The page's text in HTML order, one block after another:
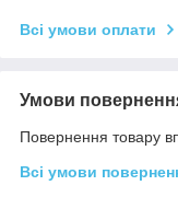
Всі умови оплати
Умови
Повернення товару
Всі умови